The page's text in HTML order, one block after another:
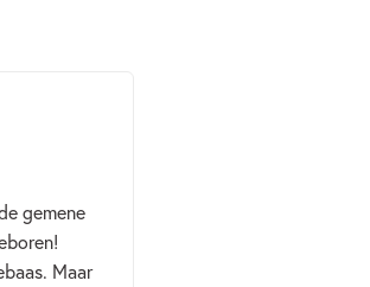
gemene
Maar